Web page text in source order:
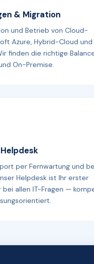
& Migration
und Betrieb von Cloud-
Azure, Hybrid-Cloud und
finden die richtige
On-Premise.
per Fernwartung und
Helpdesk ist Ihr erster
bei allen IT-Fragen —